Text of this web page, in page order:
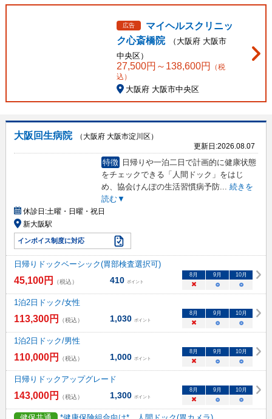
広告
マイヘルスクリニッ
ク心斎橋院
（ 大阪府 大阪市
中央区）
27,500円～ 138,600円
（税
込）
大阪府 大阪市中央区
大阪回生病院
（大阪府 大阪市淀川区）
更新日:2026.08.07
特徴
日帰りや一泊二日で計画的に健康状態
をチェックできる「人間ドック」をはじ
め、協会けんぽの生活習慣病予防... 続きを
読む▼
休診日:土曜・日曜・祝日
新大阪駅
インボイス制度に対応
日帰りドックベーシック(胃部検査選択可)
45,100円 （税込） 410 ポイント
8月 9月 10月
× ○ ○
1泊2日ドック/女性
113,300円 （税込） 1,030 ポイント
8月 9月 10月
× ○ ○
1泊2日ドック/男性
110,000円 （税込） 1,000 ポイント
8月 9月 10月
× ○ ○
日帰りドックアップグレード
143,000円 （税込） 1,300 ポイント
8月 9月 10月
× ○ ○